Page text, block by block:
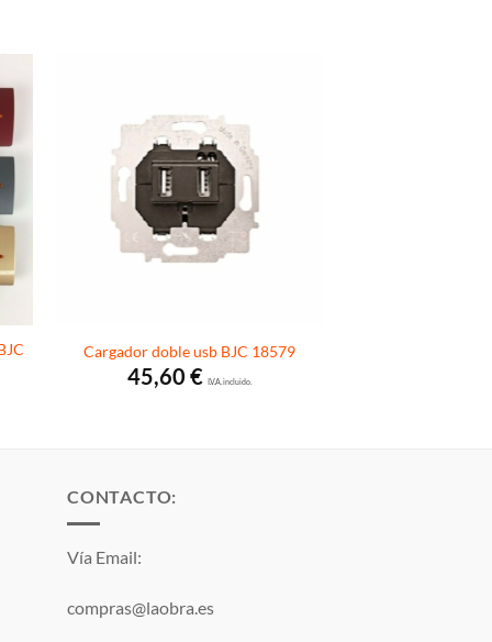
Cargador doble usb BJC 18579
45,60€ I.V.A. incluido.
CONTACTO:
Vía Email:
compras@laobra.es